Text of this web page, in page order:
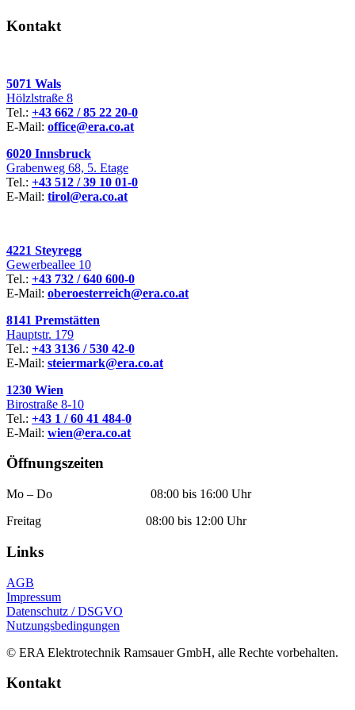
Kontakt
5071 Wals
Hölzlstraße 8
Tel.: +43 662 / 85 22 20-0
E-Mail: office@era.co.at
6020 Innsbruck
Grabenweg 68, 5. Etage
Tel.: +43 512 / 39 10 01-0
E-Mail: tirol@era.co.at
4221 Steyregg
Gewerbeallee 10
Tel.: +43 732 / 640 600-0
E-Mail: oberoesterreich@era.co.at
8141 Premstätten
Hauptstr. 179
Tel.: +43 3136 / 530 42-0
E-Mail: steiermark@era.co.at
1230 Wien
Birostraße 8-10
Tel.: +43 1 / 60 41 484-0
E-Mail: wien@era.co.at
Öffnungszeiten
Mo – Do 08:00 bis 16:00 Uhr
Freitag 08:00 bis 12:00 Uhr
Links
AGB
Impressum
Datenschutz / DSGVO
Nutzungsbedingungen
© ERA Elektrotechnik Ramsauer GmbH, alle Rechte vorbehalten.
Kontakt